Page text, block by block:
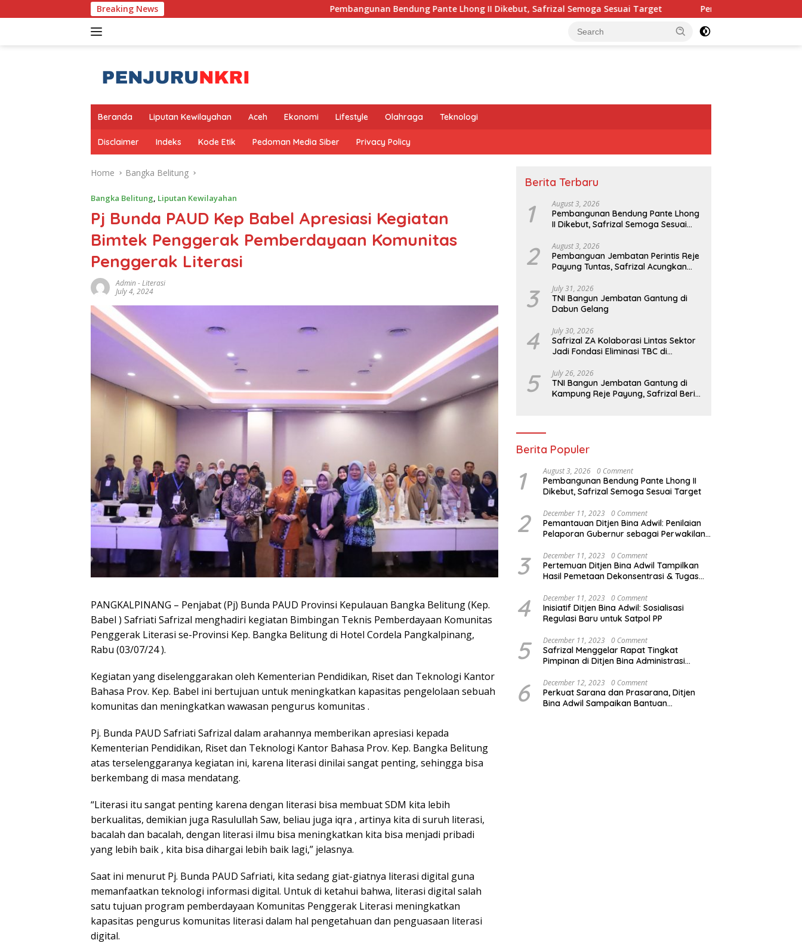
to
Breaking News Pembangunan Bendung Pante Lhong II Dikebut, Safrizal Semoga Sesuai Target Pembanguan Jembatan Perintis Reje
Beranda Liputan Kewilayahan Aceh Ekonomi Lifestyle Olahraga Teknologi
Disclaimer Indeks Kode Etik Pedoman Media Siber Privacy Policy
Home Bangka Belitung
Bangka Belitung, Liputan Kewilayahan
Pj Bunda PAUD Kep Babel Apresiasi Kegiatan
Bimtek Penggerak Pemberdayaan Komunitas
Penggerak Literasi
Admin-Literasi
July 4, 2024
PANGKALPINANG – Penjabat (Pj) Bunda PAUD Provinsi Kepulauan Bangka Belitung (Kep.
Babel ) Safriati Safrizal menghadiri kegiatan Bimbingan Teknis Pemberdayaan Komunitas
Penggerak Literasi se-Provinsi Kep. Bangka Belitung di Hotel Cordela Pangkalpinang,
Rabu (03/07/24 ).
Kegiatan yang diselenggarakan oleh Kementerian Pendidikan, Riset dan Teknologi Kantor
Bahasa Prov. Kep. Babel ini bertujuan untuk meningkatkan kapasitas pengelolaan sebuah
komunitas dan meningkatkan wawasan pengurus komunitas .
Pj. Bunda PAUD Safriati Safrizal dalam arahannya memberikan apresiasi kepada
Kementerian Pendidikan, Riset dan Teknologi Kantor Bahasa Prov. Kep. Bangka Belitung
atas terselenggaranya kegiatan ini, karena literasi dinilai sangat penting, sehingga bisa
berkembang di masa mendatang.
“Literasi itu sangat penting karena dengan literasi bisa membuat SDM kita lebih
berkualitas, demikian juga Rasulullah Saw, beliau juga iqra , artinya kita di suruh literasi,
bacalah dan bacalah, dengan literasi ilmu bisa meningkatkan kita bisa menjadi pribadi
yang lebih baik , kita bisa dihargai lebih baik lagi,” jelasnya.
Saat ini menurut Pj. Bunda PAUD Safriati, kita sedang giat-giatnya literasi digital guna
memanfaatkan teknologi informasi digital. Untuk di ketahui bahwa, literasi digital salah
satu tujuan program pemberdayaan Komunitas Penggerak Literasi meningkatkan
kapasitas pengurus komunitas literasi dalam hal pengetahuan dan penguasaan literasi
digital.
Berita Terbaru
1 August 3, 2026
Pembangunan Bendung Pante Lhong
II Dikebut, Safrizal Semoga Sesuai
2 August 3, 2026
Pembanguan Jembatan Perintis Reje
Payung Tuntas, Safrizal Acungkan
3 July 31, 2026
TNI Bangun Jembatan Gantung di
Dabun Gelang
4 July 30, 2026
Safrizal ZA Kolaborasi Lintas Sektor
Jadi Fondasi Eliminasi TBC di
5 July 26, 2026
TNI Bangun Jembatan Gantung di
Kampung Reje Payung, Safrizal Beri
Berita Populer
1 August 3, 2026 0 Comment
Pembangunan Bendung Pante Lhong II
Dikebut, Safrizal Semoga Sesuai Target
2 December 11, 2023 0 Comment
Pemantauan Ditjen Bina Adwil: Penilaian
Pelaporan Gubernur sebagai Perwakilan
3 December 11, 2023 0 Comment
Pertemuan Ditjen Bina Adwil Tampilkan
Hasil Pemetaan Dekonsentrasi & Tugas
4 December 11, 2023 0 Comment
Inisiatif Ditjen Bina Adwil: Sosialisasi
Regulasi Baru untuk Satpol PP
5 December 11, 2023 0 Comment
Safrizal Menggelar Rapat Tingkat
Pimpinan di Ditjen Bina Administrasi
6 December 12, 2023 0 Comment
Perkuat Sarana dan Prasarana, Ditjen
Bina Adwil Sampaikan Bantuan